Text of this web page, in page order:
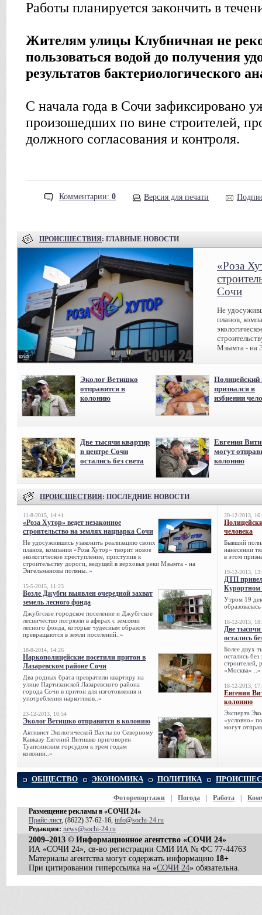
Работы планируется закончить в
Жителям улицы Клубничная не
пользоваться водой до получения
результатов бактериологического
С начала года в Сочи зафиксировано
произошедших по вине строителей,
должного согласования и контроля.
Комментарии: 0 Версия для печати
ПРОИСШЕСТВИЯ: ГЛАВНЫЕ НОВОСТИ
«Роза
Сочи
Не
планов,
Мзымта - на
Эколог Ветишко
отправится в
колонию
Полицейский
признался в
избиении
Две тысячи квартир
в центре Сочи
остались без света
Евгения
могут
колонию
ПРОИСШЕСТВИЯ: ПОСЛЕДНИЕ НОВОСТИ
11-8-2015, 14:41
«Роза Хутор» ведет незаконное
строительство на землях нацпарка Сочи
Не удосужившись узаконить реализацию своих
планов, компания «Роза Хутор» творит новое
экологическое преступление, приступив к
строительству дороги, ведущей в верховья реки Мзымта - на
Энгельмановы поляны..»
15-5-2015, 11:23
Возле Джубги выявлен очередной захват
земель лесного фонда
Джубгское городское поселение и Джубгское
лесничество погрязли в аферах с землями
лесного фонда, которые чудесным образом
превращаются в земли поселений..»
18-8-2014, 14:26
Наркополицейские посетили притон в
Лазаревском районе Сочи
Два родных брата превратили квартиру на
улице Партизанской Лазаревского района
города Сочи в притон для изготовления и
употребления наркотиков..»
23-12-2013, 10:54
Эколог Ветишко отправится в колонию
Активист Экологической Вахты по Северному
Кавказу Евгений Витишко приговорен
Туапсинским горсудом к трем годам
колонии..»
20-12-2013,
человека
Бывший
нанесении
в этом
19-12-2013,
ДТП
Курортном
Утром 19
18-12-2013,
Две
остались
Более двух
остались
строителей,
«Москва» ..»
18-12-2013,
Евгения
колонию
Эксперта
«условно»
могут
ОБЩЕСТВО ЭКОНОМИКА ПОЛИТИКА
Фоторепортажи Погода Работа
Размещение рекламы в «СОЧИ 24»
Прайс-лист, (8622) 37-62-16, info@sochi-24.ru
Редакция: news@sochi-24.ru
2009–2013 © Информационное агентство «СОЧИ 24»
ИА «СОЧИ 24», св-во регистрации СМИ ИА № ФС 77-44763
Материалы агентства могут содержать информацию 18+
При цитировании гиперссылка на «СОЧИ 24» обязательна.